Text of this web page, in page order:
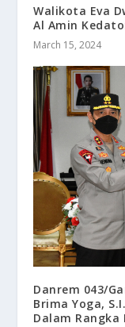
Walikota Eva
Al Amin
March 15, 2024
Danrem 043/
Brima Yoga,
Dalam